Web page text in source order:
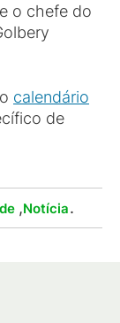
o chefe do
calendário
de
,Notícia.